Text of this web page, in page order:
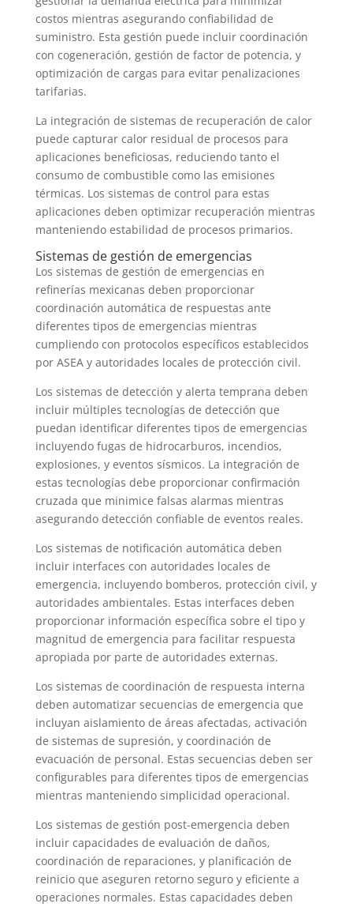
costos mientras asegurando confiabilidad de
suministro. Esta gestión puede incluir coordinación
con cogeneración, gestión de factor de potencia, y
optimización de cargas para evitar penalizaciones
tarifarias.
La integración de sistemas de recuperación de calor
puede capturar calor residual de procesos para
aplicaciones beneficiosas, reduciendo tanto el
consumo de combustible como las emisiones
térmicas. Los sistemas de control para estas
aplicaciones deben optimizar recuperación mientras
manteniendo estabilidad de procesos primarios.
Sistemas de gestión de emergencias
Los sistemas de gestión de emergencias en
refinerías mexicanas deben proporcionar
coordinación automática de respuestas ante
diferentes tipos de emergencias mientras
cumpliendo con protocolos específicos establecidos
por ASEA y autoridades locales de protección civil.
Los sistemas de detección y alerta temprana deben
incluir múltiples tecnologías de detección que
puedan identificar diferentes tipos de emergencias
incluyendo fugas de hidrocarburos, incendios,
explosiones, y eventos sísmicos. La integración de
estas tecnologías debe proporcionar confirmación
cruzada que minimice falsas alarmas mientras
asegurando detección confiable de eventos reales.
Los sistemas de notificación automática deben
incluir interfaces con autoridades locales de
emergencia, incluyendo bomberos, protección civil, y
autoridades ambientales. Estas interfaces deben
proporcionar información específica sobre el tipo y
magnitud de emergencia para facilitar respuesta
apropiada por parte de autoridades externas.
Los sistemas de coordinación de respuesta interna
deben automatizar secuencias de emergencia que
incluyan aislamiento de áreas afectadas, activación
de sistemas de supresión, y coordinación de
evacuación de personal. Estas secuencias deben ser
configurables para diferentes tipos de emergencias
mientras manteniendo simplicidad operacional.
Los sistemas de gestión post-emergencia deben
incluir capacidades de evaluación de daños,
coordinación de reparaciones, y planificación de
reinicio que aseguren retorno seguro y eficiente a
operaciones normales. Estas capacidades deben